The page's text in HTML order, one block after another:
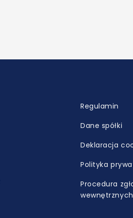
Regulamin
Dane spółki
Deklaracja
Polityka
Procedura
wewnętrznych